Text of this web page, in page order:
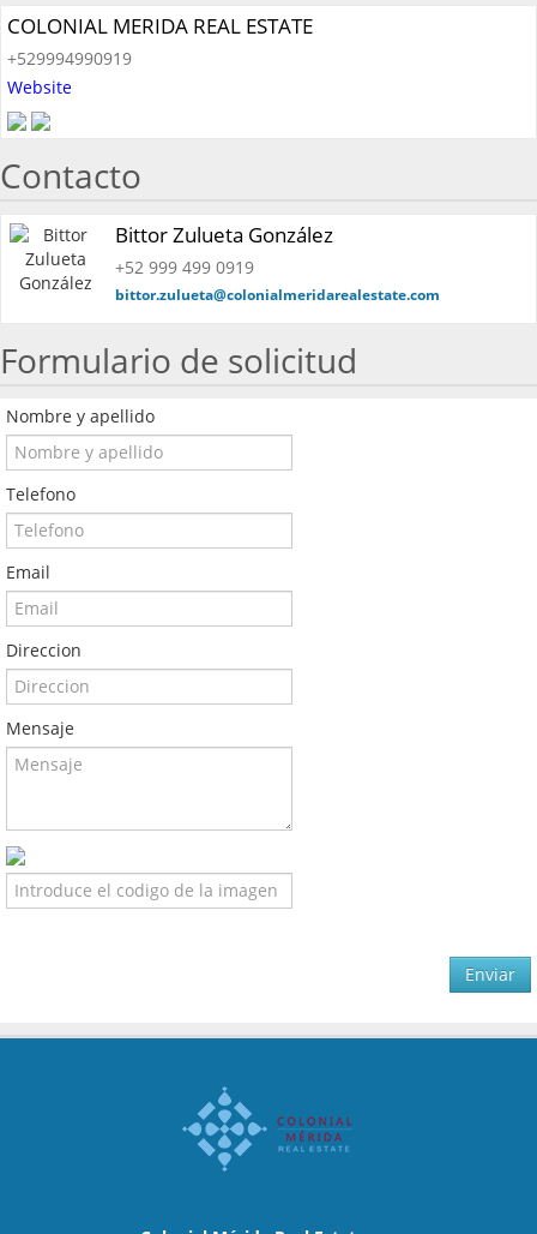
COLONIAL MERIDA REAL ESTATE
+529994990919
Website
Contacto
Bittor Zulueta González
+52 999 499 0919
bittor.zulueta@colonialmeridarealestate.com
Formulario de solicitud
Nombre y apellido
Telefono
Email
Direccion
Mensaje
Enviar